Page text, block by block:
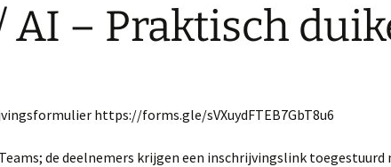
AI – Praktisch
https://forms.gle/sVXuydFTEB7GbT8u6
de deelnemers krijgen een inschrijvingslink